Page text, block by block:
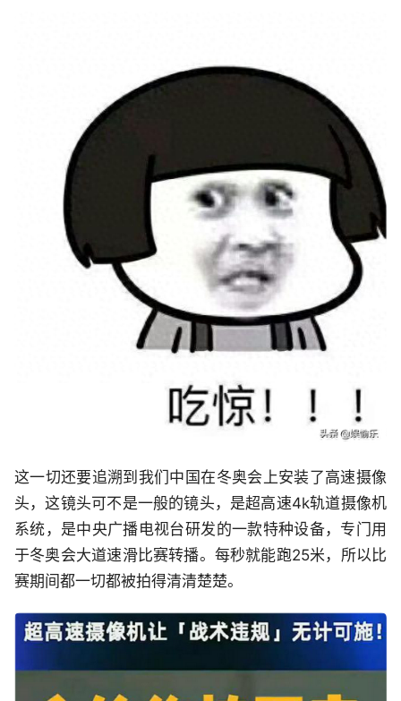
这一切还要追溯到我们中国在冬奥会上安装了高速摄像
头，这镜头可不是一般的镜头，是超高速4k轨道摄像机
系统，是中央广播电视台研发的一款特种设备，专门用
于冬奥会大道速滑比赛转播。每秒就能跑25米，所以比
赛期间都一切都被拍得清清楚楚。